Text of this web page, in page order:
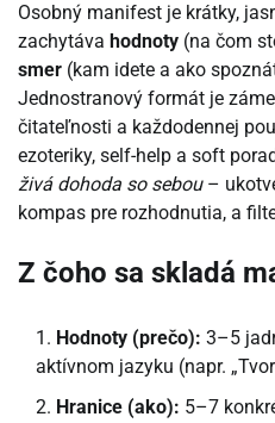
Osobný manifest je krátky,
zachytáva hodnoty (na čom
smer (kam idete a ako
Jednostranový formát je
čitateľnosti a každodennej
ezoteriky, self-help a soft
živá dohoda so sebou–
kompas pre rozhodnutia, a
Z čoho sa skladá
Hodnoty (prečo): 3–5
aktívnom jazyku (napr.
Hranice (ako): 5–7